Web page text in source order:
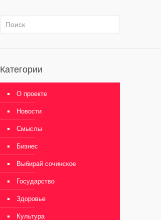
Категории
О проекте
Новости
Смыслы
Бизнес
Выбирай сочинское
Государство
Здоровье
Культура